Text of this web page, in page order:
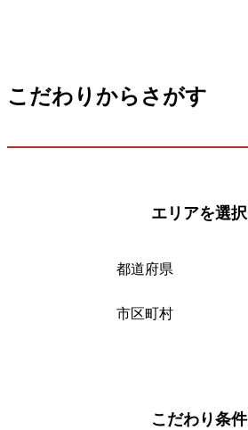
こだわりからさがす
エリアを選択
こだわり条件